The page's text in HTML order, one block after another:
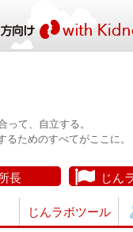
て、自立する。
ためのすべてがここに。
長 じん
じんラボツール